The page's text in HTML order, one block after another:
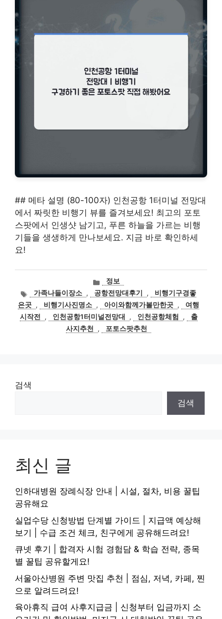
## 메타 설명 (80-100자) 인천공항 1터미널 전망대
에서 짜릿한 비행기 뷰를 즐겨보세요! 최고의 포토
스팟에서 인생샷 남기고, 푸른 하늘을 가르는 비행
기들을 생생하게 만나보세요. 지금 바로 확인하세
요!
카
테
고
리
정보
태
그
가족나들이장소 , 공항전망대후기 ,
비행기구경좋
은곳 , 비행기사진명소 , 아이와함께가볼만한곳 ,
여행
시작전
, 인천공항1터미널전망대 , 인천공항체험 ,
출
사지추천
, 포토스팟추천
검색
검색
최신 글
인하대병원 장례식장 안내 | 시설, 절차, 비용 꿀팁
공유해요
실업수당 신청방법 단계별 가이드 | 지급액 예상해
보기 | 수급 조건 체크, 친구에게 공유해드려요!
큐넷 후기 | 합격자 시험 경험담 & 학습 전략, 종목
별 꿀팁 공유할게요!
서울아산병원 주변 맛집 추천 | 점심, 저녁, 카페, 찐
으로 알려드려요!
육아휴직 급여 사후지급금 | 신청부터 입금까지 소